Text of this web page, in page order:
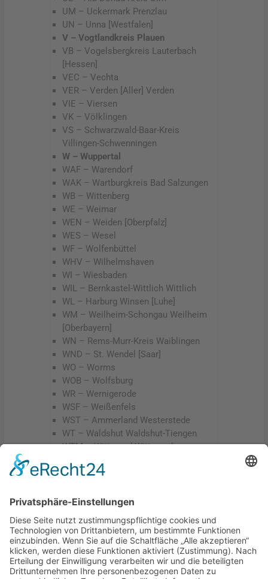
UM – Uckermark Prenzlau
UN – Unna [Westfalen]
V – Vogtlandkreis Plauen
VB – Vogelsbergkreis Lauterbach
[Hessen]
VEC – Vechta
VER – Verden [Aller] Verden
VIE – Viersen
VK – Völklingen
VS – Schwarzwald-Baar-Kreis
Villingen-Schwenningen
W – Wuppertal
WAF – Warendorf
WAK – Wartburgkreis Bad Salzungen
WB – Wittenberg
WE – Weimar
WEN – Weiden [Oberpfalz]
WES – Wesel
WF – Wolfenbüttel
WHV – Wilhelmshaven
WI – Wiesbaden
WIL – Bernkastel-Wittlich Wittlich
WL – Harburg Winsen [Luhe]
WM – Weilheim-Schongau Weilheim
[Oberbayern]
WN – Rems-Murr-Kreis Waiblingen
WND – St. Wendel [Saar]
WO – Worms
WOB – Wolfsburg
WR – Wernigerode
WSF – Weißenfels
WST – Ammerland Westerstede
WT – Waldshut Waldshut-Tiengen
WTM – Wittmund Wittmund
WUG – Weißenburg-Gunzenhausen
WUN – Wunsiedel Wunsiedel
X – Bundeswehr
Y – Bundeswehr
Z – Zwickauer Land Werdau
ZI – Löbau-Zittau Zittau